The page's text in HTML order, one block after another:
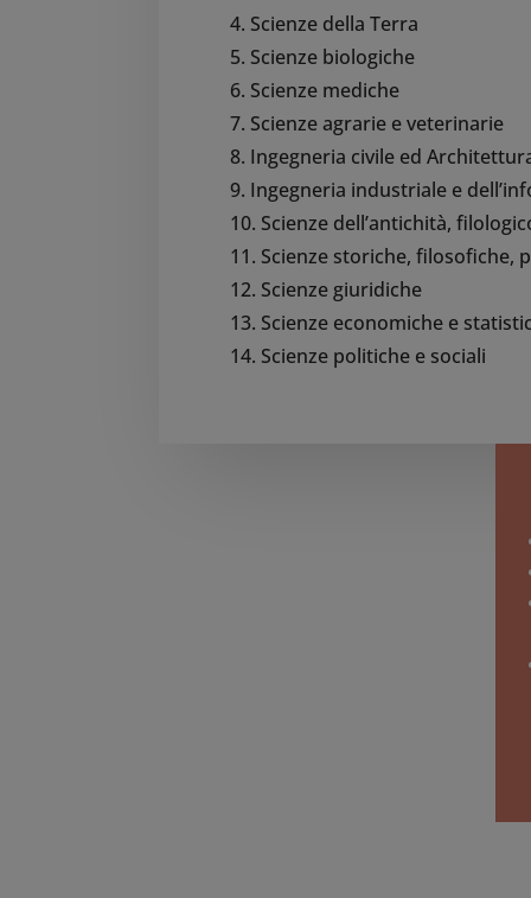
4. Scienze della Terra
5. Scienze biologiche
6. Scienze mediche
7. Scienze agrarie e veterinarie
8. Ingegneria civile ed
9. Ingegneria industriale e
10. Scienze dell’antichità,
11. Scienze storiche, filosofiche,
12. Scienze giuridiche
13. Scienze economiche e
14. Scienze politiche e sociali